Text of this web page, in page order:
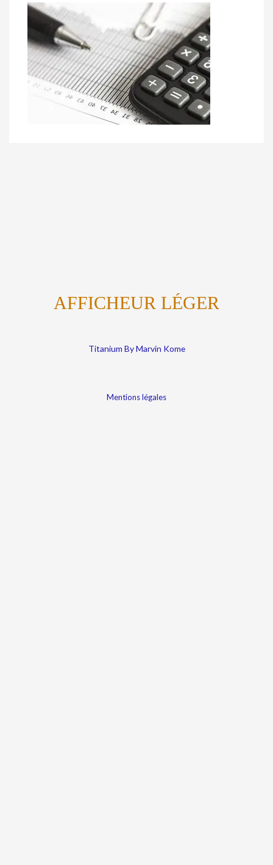
AFFICHEUR LÉGER
Titanium By Marvin Kome
Mentions légales